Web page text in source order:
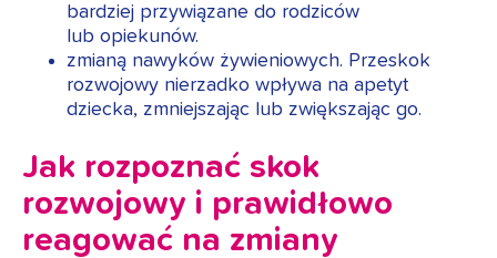
bardziej przywiązane do rodziców
lub opiekunów.
zmianą nawyków żywieniowych. Przeskok
rozwojowy nierzadko wpływa na apetyt
dziecka, zmniejszając lub zwiększając go.
Jak rozpoznać skok
rozwojowy i prawidłowo
reagować na zmiany